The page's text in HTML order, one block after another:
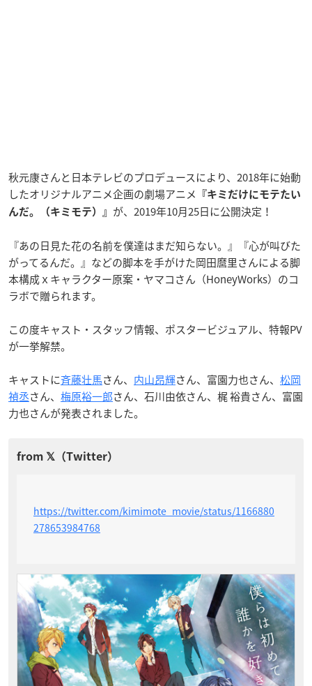
秋元康さんと日本テレビのプロデュースにより、2018年に始動
したオリジナルアニメ企画の劇場アニメ
『キミだけにモテたい
んだ。（キミモテ）』 が、2019年10月25日に公開決定！
『あの日見た花の名前を僕達はまだ知らない。』『心が叫びた
がってるんだ。』などの脚本を手がけた岡田麿里さんによる脚
本構成ｘキャラクター原案・ヤマコさん（HoneyWorks）のコ
ラボで贈られます。
この度キャスト・スタッフ情報、ポスタービジュアル、特報PV
が一挙解禁。
キャストに斉藤壮馬さん、 内山昂輝さん、富園力也さん、 松岡
禎丞さん、 梅原裕一郎さん、石川由依さん、梶 裕貴さん、富園
力也さんが発表されました。
https://twitter.com/kimimote_movie/status/1166880
278653984768